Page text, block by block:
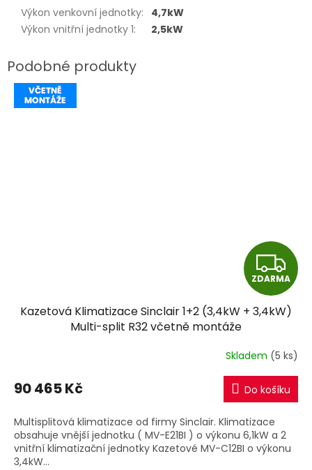
Výkon venkovní jednotky:
4,7kW
Výkon vnitřní jednotky 1: 2,5kW
Z
D
A
R
M
A
ZDARMA
Kazetová Klimatizace Sinclair 1+2 (3,4kW + 3,4kW)
Multi-split R32 včetně montáže
Skladem (5 ks)
90 465 Kč Do košíku
Multisplitová klimatizace od firmy Sinclair. Klimatizace
obsahuje vnější jednotku ( MV-E21BI ) o výkonu 6,1kW a 2
vnitřní klimatizační jednotky Kazetové MV-C12BI o výkonu
3,4kW...